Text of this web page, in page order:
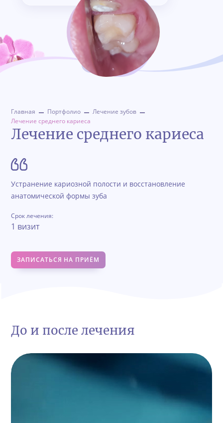
Главная Портфолио
Лечение зубов
Лечение среднего кариеса
Лечение среднего кариеса
Устранение кариозной полости и восстановление
анатомической формы зуба
Срок лечения:
1 визит
ЗАПИСАТЬСЯ НА ПРИЁМ
До и после лечения